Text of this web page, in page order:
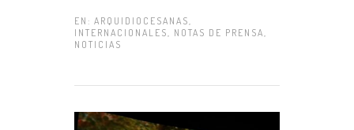
EN: ARQUIDIOCESANAS
INTERNACIONALES
NOTAS DE PRENSA
NOTICIAS